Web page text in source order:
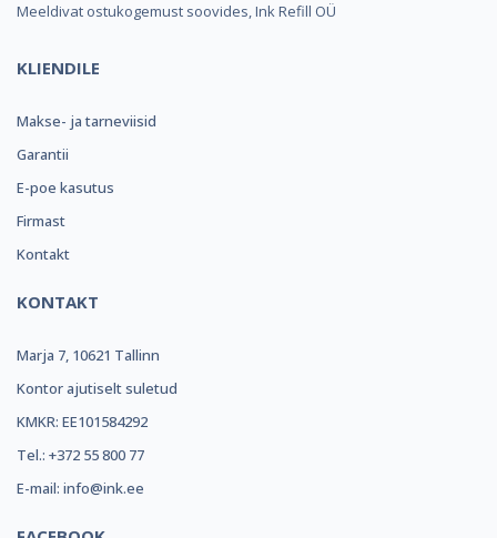
Meeldivat ostukogemust soovides, Ink Refill OÜ
KLIENDILE
Makse- ja tarneviisid
Garantii
E-poe kasutus
Firmast
Kontakt
KONTAKT
Marja 7, 10621 Tallinn
Kontor ajutiselt suletud
KMKR: EE101584292
Tel.: +372 55 800 77
E-mail: info@ink.ee